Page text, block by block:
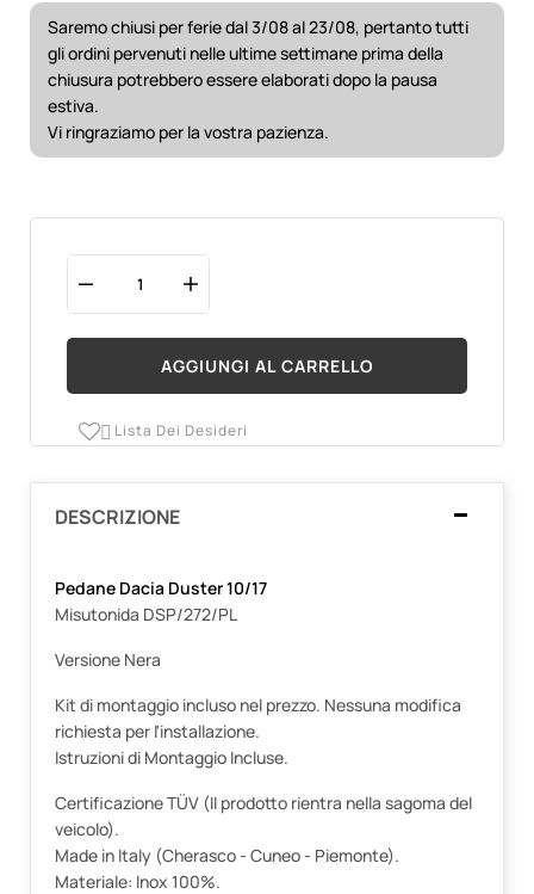
Saremo chiusi per ferie dal 3/08 al 23/08, pertanto tutti
gli ordini pervenuti nelle ultime settimane prima della
chiusura potrebbero essere elaborati dopo la pausa
estiva.
Vi ringraziamo per la vostra pazienza.
AGGIUNGI AL CARRELLO
 Lista Dei Desideri
DESCRIZIONE
Pedane Dacia Duster 10/17
Misutonida DSP/272/PL
Versione Nera
Kit di montaggio incluso nel prezzo. Nessuna modifica
richiesta per l'installazione.
Istruzioni di Montaggio Incluse.
Certificazione TÜV (Il prodotto rientra nella sagoma del
veicolo).
Made in Italy (Cherasco - Cuneo - Piemonte).
Materiale: Inox 100%.